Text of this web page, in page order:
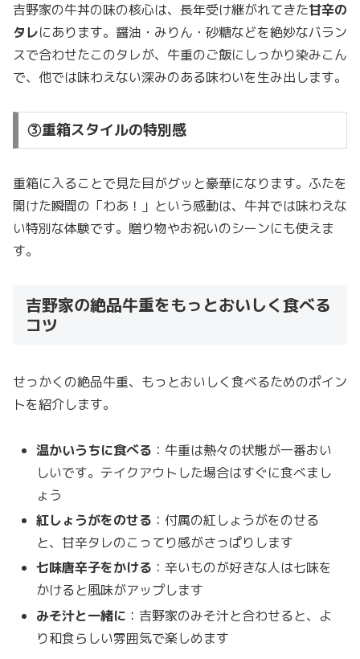
吉野家の牛丼の味の核心は、長年受け継がれてきた甘辛の
タレにあります。醤油・みりん・砂糖などを絶妙なバラン
スで合わせたこのタレが、牛重のご飯にしっかり染みこん
で、他では味わえない深みのある味わいを生み出します。
③重箱スタイルの特別感
重箱に入ることで見た目がグッと豪華になります。ふたを
開けた瞬間の「わあ！」という感動は、牛丼では味わえな
い特別な体験です。贈り物やお祝いのシーンにも使えま
す。
吉野家の絶品牛重をもっとおいしく食べる
コツ
せっかくの絶品牛重、もっとおいしく食べるためのポイン
トを紹介します。
温かいうちに食べる ：牛重は熱々の状態が一番おい
しいです。テイクアウトした場合はすぐに食べまし
ょう
紅しょうがをのせる ：付属の紅しょうがをのせる
と、甘辛タレのこってり感がさっぱりします
七味唐辛子をかける ：辛いものが好きな人は七味を
かけると風味がアップします
みそ汁と一緒に ：吉野家のみそ汁と合わせると、よ
り和食らしい雰囲気で楽しめます